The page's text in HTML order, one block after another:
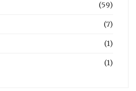
(59)
(7)
(1)
(1)